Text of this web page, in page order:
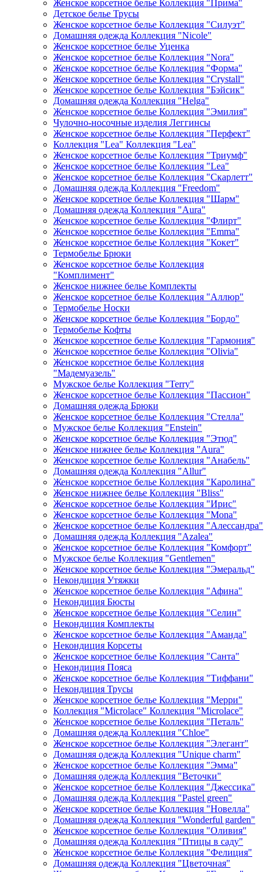
Женское корсетное белье Коллекция "Прима"
Детское белье Трусы
Женское корсетное белье Коллекция "Силуэт"
Домашняя одежда Коллекция "Nicole"
Женское корсетное белье Уценка
Женское корсетное белье Коллекция "Nora"
Женское корсетное белье Коллекция "Форма"
Женское корсетное белье Коллекция "Crystall"
Женское корсетное белье Коллекция "Бэйсик"
Домашняя одежда Коллекция "Helga"
Женское корсетное белье Коллекция "Эмилия"
Чулочно-носочные изделия Леггинсы
Женское корсетное белье Коллекция "Перфект"
Коллекция "Lea" Коллекция "Lea"
Женское корсетное белье Коллекция "Триумф"
Женское корсетное белье Коллекция "Lea"
Женское корсетное белье Коллекция "Скарлетт"
Домашняя одежда Коллекция "Freedom"
Женское корсетное белье Коллекция "Шарм"
Домашняя одежда Коллекция "Aura"
Женское корсетное белье Коллекция "Флирт"
Женское корсетное белье Коллекция "Emma"
Женское корсетное белье Коллекция "Кокет"
Термобелье Брюки
Женское корсетное белье Коллекция
"Комплимент"
Женское нижнее белье Комплекты
Женское корсетное белье Коллекция "Аллюр"
Термобелье Носки
Женское корсетное белье Коллекция "Бордо"
Термобелье Кофты
Женское корсетное белье Коллекция "Гармония"
Женское корсетное белье Коллекция "Olivia"
Женское корсетное белье Коллекция
"Мадемуазель"
Мужское белье Коллекция "Terry"
Женское корсетное белье Коллекция "Пассион"
Домашняя одежда Брюки
Женское корсетное белье Коллекция "Стелла"
Мужское белье Коллекция "Enstein"
Женское корсетное белье Коллекция "Этюд"
Женское нижнее белье Коллекция "Aura"
Женское корсетное белье Коллекция "Анабель"
Домашняя одежда Коллекция "Allur"
Женское корсетное белье Коллекция "Каролина"
Женское нижнее белье Коллекция "Bliss"
Женское корсетное белье Коллекция "Ирис"
Женское корсетное белье Коллекция "Mona"
Женское корсетное белье Коллекция "Алессандра"
Домашняя одежда Коллекция "Azalea"
Женское корсетное белье Коллекция "Комфорт"
Мужское белье Коллекция "Gentlemen"
Женское корсетное белье Коллекция "Эмеральд"
Некондиция Утяжки
Женское корсетное белье Коллекция "Афина"
Некондиция Бюсты
Женское корсетное белье Коллекция "Селин"
Некондиция Комплекты
Женское корсетное белье Коллекция "Аманда"
Некондиция Корсеты
Женское корсетное белье Коллекция "Санта"
Некондиция Пояса
Женское корсетное белье Коллекция "Тиффани"
Некондиция Трусы
Женское корсетное белье Коллекция "Мерри"
Коллекция "Microlace" Коллекция "Microlace"
Женское корсетное белье Коллекция "Петаль"
Домашняя одежда Коллекция "Chloe"
Женское корсетное белье Коллекция "Элегант"
Домашняя одежда Коллекция "Unique charm"
Женское корсетное белье Коллекция "Эмма"
Домашняя одежда Коллекция "Веточки"
Женское корсетное белье Коллекция "Джессика"
Домашняя одежда Коллекция "Pastel green"
Женское корсетное белье Коллекция "Новелла"
Домашняя одежда Коллекция "Wonderful garden"
Женское корсетное белье Коллекция "Оливия"
Домашняя одежда Коллекция "Птицы в саду"
Женское корсетное белье Коллекция "Фелиция"
Домашняя одежда Коллекция "Цветочная"